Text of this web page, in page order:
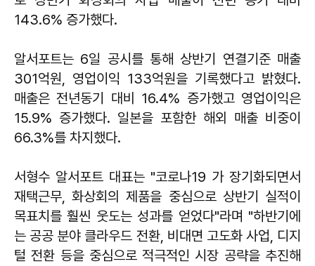
143.6% 증가했다.
알서포트는 6일 공시를 통해 상반기 연결기준 매출
301억원, 영업이익 133억원을 기록했다고 밝혔다.
매출은 전년동기 대비 16.4% 증가했고 영업이익은
15.9% 증가했다. 일본을 포함한 해외 매출 비중이
66.3%를 차지했다.
서형수 알서포트 대표는 "코로나19 가 장기화되면서
재택근무, 화상회의 제품을 중심으로 상반기 실적이
목표치를 훨씬 웃도는 성과를 얻었다"라며 "하반기에
는 공공 분야 클라우드 전환, 비대면 고도화 사업, 디지
털 전환 등을 중심으로 적극적인 시장 공략을 추진해